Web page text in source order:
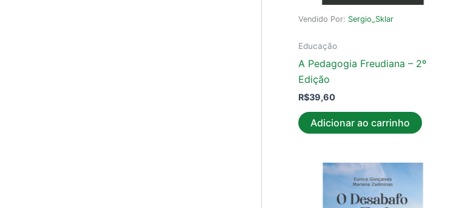
Vendido Por: Sergio_Sklar
Educação
A Pedagogia Freudiana – 2º
Edição
R$39,60
Adicionar ao carrinho